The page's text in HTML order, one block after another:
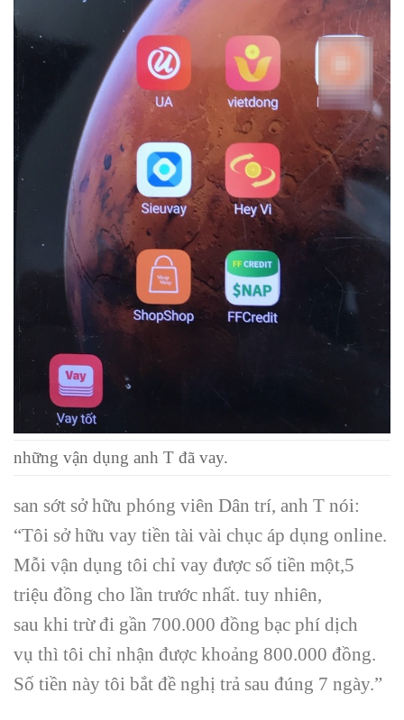
những vận dụng anh T đã vay.
san sớt sở hữu phóng viên Dân trí, anh T nói:
“Tôi sở hữu vay tiền tài vài chục áp dụng online.
Mỗi vận dụng tôi chỉ vay được số tiền một ,5
triệu đồng cho lần trước nhất tuy nhiên
sau khi trừ đi gần 700.000 đồng bạc phí dịch
vụ thì tôi chỉ nhận được khoảng 800.000 đồng.
Số tiền này tôi bắt đề nghị trả sau đúng 7 ngày.”